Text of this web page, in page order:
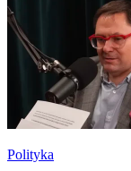
Polityka